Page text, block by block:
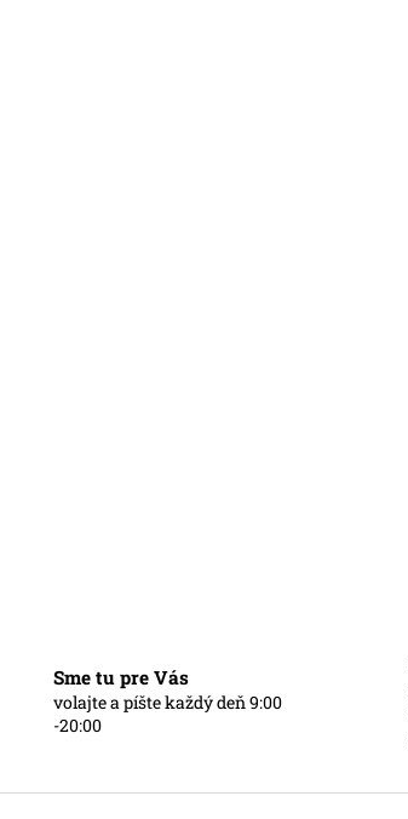
Sme tu pre Vás
volajte a píšte každý deň 9:00
-20:00